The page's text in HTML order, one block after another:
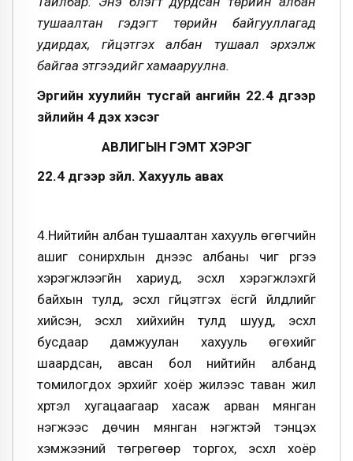
тушаалтан гэдэгт төрийн байгууллагад
удирдах, гүйцэтгэх албан тушаал эрхэлж
байгаа этгээдийг хамааруулна.
Эрүүгийн хуулийн тусгай ангийн 22.4 дүгээр
зүйлийн 4 дэх хэсэг
АВЛИГЫН ГЭМТ ХЭРЭГ
22.4 дүгээр зүйл. Хахууль авах
4.Нийтийн албан тушаалтан хахууль өгөгчийн
ашиг сонирхлын үүднээс албаны чиг үүргээ
хэрэгжүүлээгүйн хариуд, эсхүл хэрэгжүүлэхгүй
байхын тулд, эсхүл гүйцэтгэх ёсгүй үйлдлийг
хийсэн, эсхүл хийхийн тулд шууд, эсхүл
бусдаар дамжуулан хахууль өгөхийг
шаардсан, авсан бол нийтийн албанд
томилогдох эрхийг хоёр жилээс таван жил
хүртэл хугацаагаар хасаж арван мянган
нэгжээс дөчин мянган нэгжтэй тэнцэх
хэмжээний төгрөгөөр торгох, эсхүл хоёр